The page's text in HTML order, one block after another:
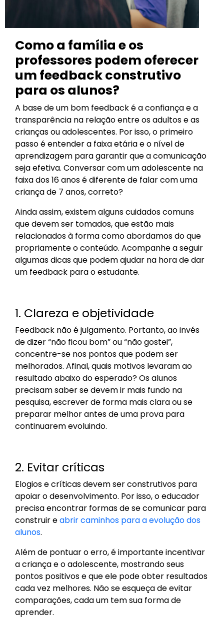
Como a família e os
professores podem oferecer
um feedback construtivo
para os alunos?
A base de um bom feedback é a confiança e a
transparência na relação entre os adultos e as
crianças ou adolescentes. Por isso, o primeiro
passo é entender a faixa etária e o nível de
aprendizagem para garantir que a comunicação
seja efetiva. Conversar com um adolescente na
faixa dos 16 anos é diferente de falar com uma
criança de 7 anos, correto?
Ainda assim, existem alguns cuidados comuns
que devem ser tomados, que estão mais
relacionados à forma como abordamos do que
propriamente o conteúdo. Acompanhe a seguir
algumas dicas que podem ajudar na hora de dar
um feedback para o estudante.
1. Clareza e objetividade
Feedback não é julgamento. Portanto, ao invés
de dizer “não ficou bom” ou “não gostei”,
concentre-se nos pontos que podem ser
melhorados. Afinal, quais motivos levaram ao
resultado abaixo do esperado? Os alunos
precisam saber se devem ir mais fundo na
pesquisa, escrever de forma mais clara ou se
preparar melhor antes de uma prova para
continuarem evoluindo.
2. Evitar críticas
Elogios e críticas devem ser construtivos para
apoiar o desenvolvimento. Por isso, o educador
precisa encontrar formas de se comunicar para
construir eabrir caminhos para a evolução dos
alunos.
Além de pontuar o erro, é importante incentivar
a criança e o adolescente, mostrando seus
pontos positivos e que ele pode obter resultados
cada vez melhores. Não se esqueça de evitar
comparações, cada um tem sua forma de
aprender.